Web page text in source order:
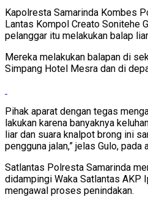
Kapolresta Samarinda Kombes
Lantas Kompol Creato Sonitehe
pelanggar itu melakukan balap
Mereka melakukan balapan di
Simpang Hotel Mesra dan di
Pihak aparat dengan tegas
lakukan karena banyaknya
liar dan suara knalpot brong ini
pengguna jalan,” jelas Gulo, pada
Satlantas Polresta Samarinda
didampingi Waka Satlantas AKP
mengawal proses penindakan.